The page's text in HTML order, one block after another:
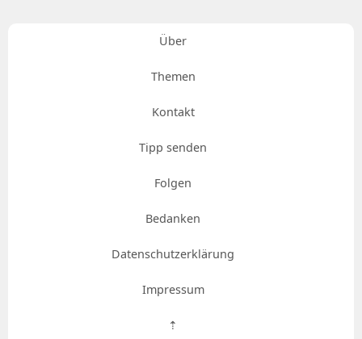
Über
Themen
Kontakt
Tipp senden
Folgen
Bedanken
Datenschutzerklärung
Impressum
⇡